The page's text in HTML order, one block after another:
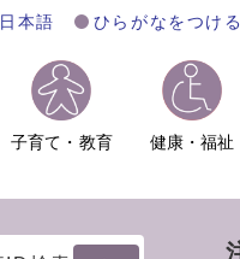
本語 ひらがなをつける
子育て・教育 健康・福祉